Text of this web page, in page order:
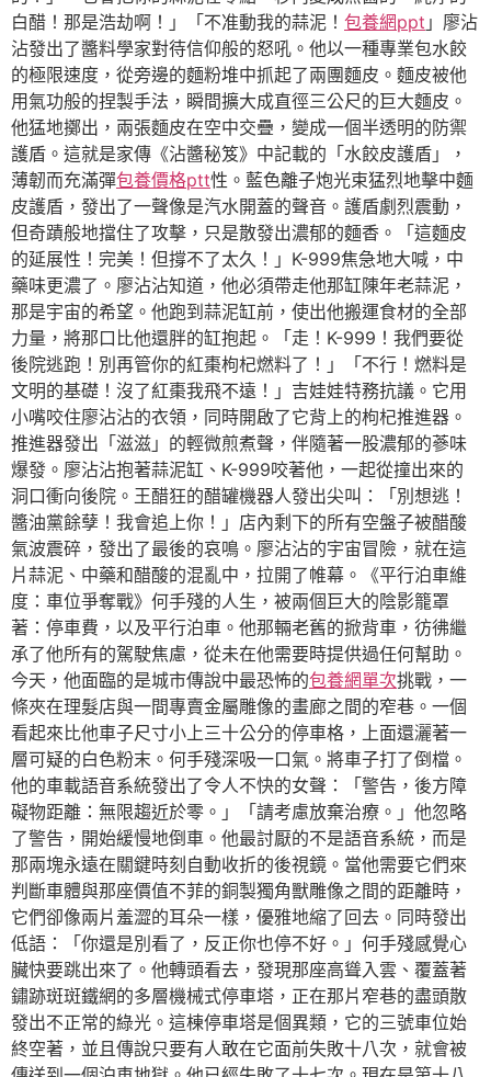
白醋！那是浩劫啊！」「不准動我的蒜泥！ 包養網ppt 」廖沾
沾發出了醬料學家對待信仰般的怒吼。他以一種專業包水餃
的極限速度，從旁邊的麵粉堆中抓起了兩團麵皮。麵皮被他
用氣功般的捏製手法，瞬間擴大成直徑三公尺的巨大麵皮。
他猛地擲出，兩張麵皮在空中交疊，變成一個半透明的防禦
護盾。這就是家傳《沾醬秘笈》中記載的「水餃皮護盾」，
薄韌而充滿彈包養價格ptt性。藍色離子炮光束猛烈地擊中麵
皮護盾，發出了一聲像是汽水開蓋的聲音。護盾劇烈震動，
但奇蹟般地擋住了攻擊，只是散發出濃郁的麵香。「這麵皮
的延展性！完美！但撐不了太久！」K-999焦急地大喊，中
藥味更濃了。廖沾沾知道，他必須帶走他那缸陳年老蒜泥，
那是宇宙的希望。他跑到蒜泥缸前，使出他搬運食材的全部
力量，將那口比他還胖的缸抱起。「走！K-999！我們要從
後院逃跑！別再管你的紅棗枸杞燃料了！」「不行！燃料是
文明的基礎！沒了紅棗我飛不遠！」吉娃娃特務抗議。它用
小嘴咬住廖沾沾的衣領，同時開啟了它背上的枸杞推進器。
推進器發出「滋滋」的輕微煎煮聲，伴隨著一股濃郁的蔘味
爆發。廖沾沾抱著蒜泥缸、K-999咬著他，一起從撞出來的
洞口衝向後院。王醋狂的醋罐機器人發出尖叫：「別想逃！
醬油黨餘孽！我會追上你！」店內剩下的所有空盤子被醋酸
氣波震碎，發出了最後的哀鳴。廖沾沾的宇宙冒險，就在這
片蒜泥、中藥和醋酸的混亂中，拉開了帷幕。《平行泊車維
度：車位爭奪戰》何手殘的人生，被兩個巨大的陰影籠罩
著：停車費，以及平行泊車。他那輛老舊的掀背車，彷彿繼
承了他所有的駕駛焦慮，從未在他需要時提供過任何幫助。
今天，他面臨的是城市傳說中最恐怖的包養網單次挑戰，一
條夾在理髮店與一間專賣金屬雕像的畫廊之間的窄巷。一個
看起來比他車子尺寸小上三十公分的停車格，上面還灑著一
層可疑的白色粉末。何手殘深吸一口氣。將車子打了倒檔。
他的車載語音系統發出了令人不快的女聲：「警告，後方障
礙物距離：無限趨近於零。」「請考慮放棄治療。」他忽略
了警告，開始緩慢地倒車。他最討厭的不是語音系統，而是
那兩塊永遠在關鍵時刻自動收折的後視鏡。當他需要它們來
判斷車體與那座價值不菲的銅製獨角獸雕像之間的距離時，
它們卻像兩片羞澀的耳朵一樣，優雅地縮了回去。同時發出
低語：「你還是別看了，反正你也停不好。」何手殘感覺心
臟快要跳出來了。他轉頭看去，發現那座高聳入雲、覆蓋著
鏽跡斑斑鐵網的多層機械式停車塔，正在那片窄巷的盡頭散
發出不正常的綠光。這棟停車塔是個異類，它的三號車位始
終空著，並且傳說只要有人敢在它面前失敗十八次，就會被